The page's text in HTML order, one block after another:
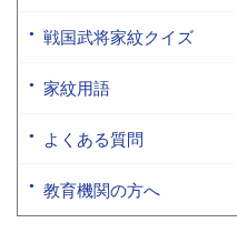
戦国武将家紋クイズ
家紋用語
よくある質問
教育機関の方へ